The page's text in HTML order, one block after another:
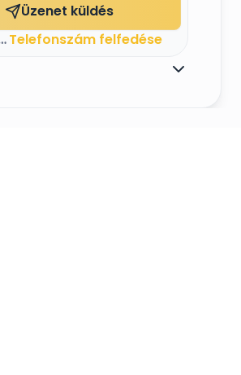
Üzenet küldés
458-3236Telefonszám felfedése